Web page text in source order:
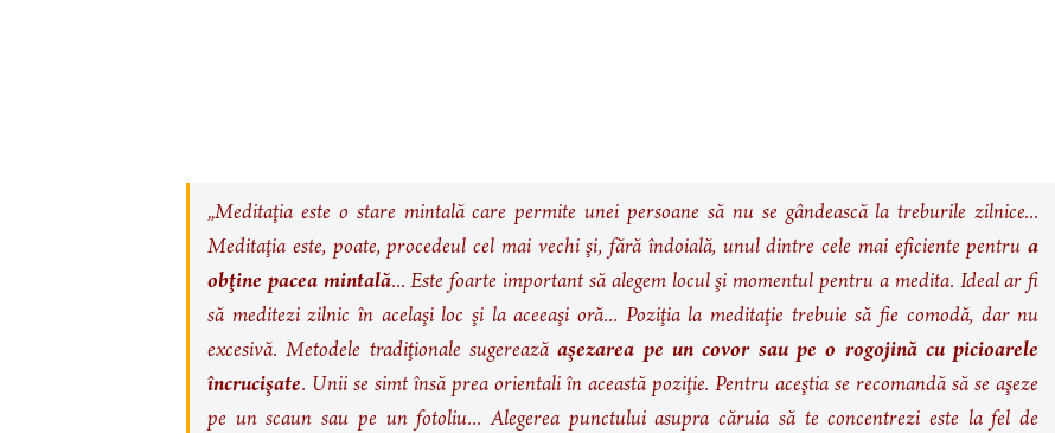
size.
„Meditaţia este o stare mintală care permite unei persoane să nu se gândească la treburile zilnice...
Meditaţia este, poate, procedeul cel mai vechi şi, fără îndoială, unul dintre cele mai eficiente pentrua
obţine pacea mintală... Este foarte important să alegem locul şi momentul pentru a medita. Ideal ar fi
să meditezi zilnic în acelaşi loc şi la aceeaşi oră... Poziţia la meditaţie trebuie să fie comodă, dar nu
excesivă. Metodele tradiţionale sugereazăaşezarea pe un covor sau pe o rogojină cu picioarele
încrucişate. Unii se simt însă prea orientali în această poziţie. Pentru aceştia se recomandă să se aşeze
pe un scaun sau pe un fotoliu... Alegerea punctului asupra căruia să te concentrezi este la fel de